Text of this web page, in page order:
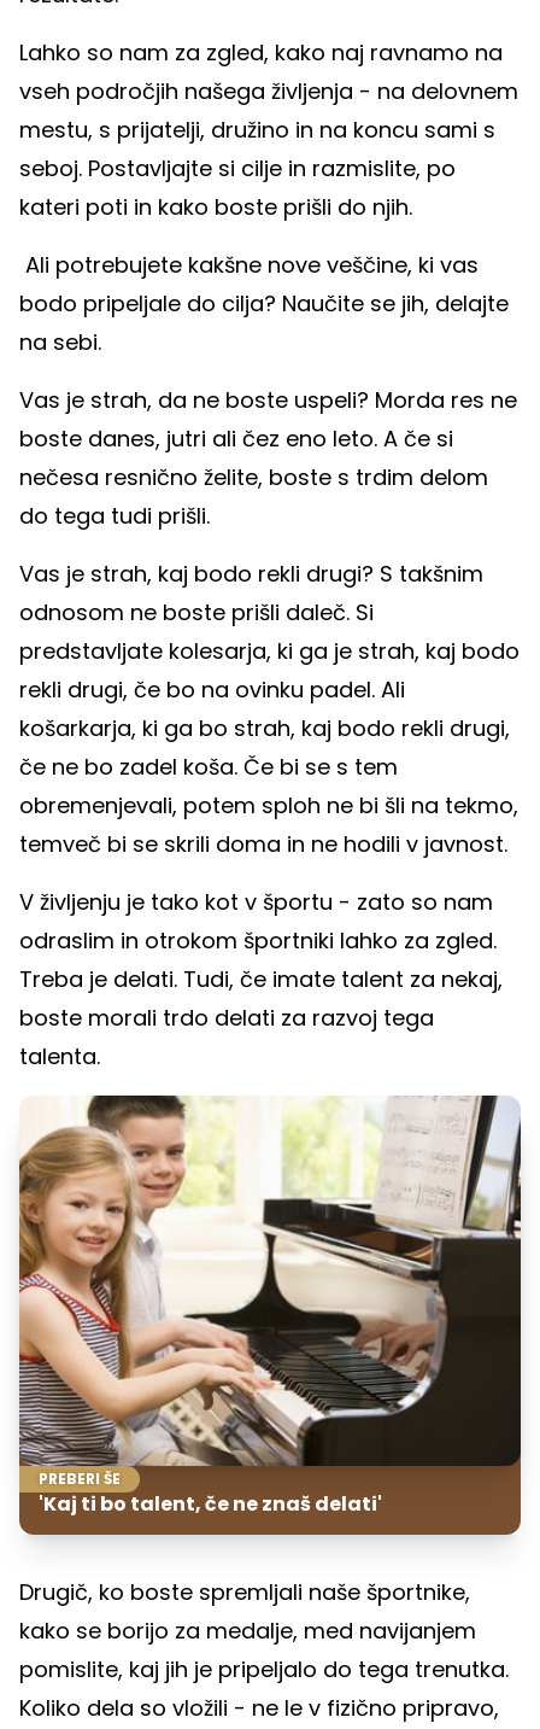
Lahko so nam za zgled, kako naj ravnamo na
vseh področjih našega življenja - na delovnem
mestu, s prijatelji, družino in na koncu sami s
seboj. Postavljajte si cilje in razmislite, po
kateri poti in kako boste prišli do njih.
Ali potrebujete kakšne nove veščine, ki vas
bodo pripeljale do cilja? Naučite se jih, delajte
na sebi.
Vas je strah, da ne boste uspeli? Morda res ne
boste danes, jutri ali čez eno leto. A če si
nečesa resnično želite, boste s trdim delom
do tega tudi prišli.
Vas je strah, kaj bodo rekli drugi? S takšnim
odnosom ne boste prišli daleč. Si
predstavljate kolesarja, ki ga je strah, kaj bodo
rekli drugi, če bo na ovinku padel. Ali
košarkarja, ki ga bo strah, kaj bodo rekli drugi,
če ne bo zadel koša. Če bi se s tem
obremenjevali, potem sploh ne bi šli na tekmo,
temveč bi se skrili doma in ne hodili v javnost.
V življenju je tako kot v športu - zato so nam
odraslim in otrokom športniki lahko za zgled.
Treba je delati. Tudi, če imate talent za nekaj,
boste morali trdo delati za razvoj tega
talenta.
PREBERI ŠE
'Kaj ti bo talent, če ne znaš delati'
Drugič, ko boste spremljali naše športnike,
kako se borijo za medalje, med navijanjem
pomislite, kaj jih je pripeljalo do tega trenutka.
Koliko dela so vložili - ne le v fizično pripravo,